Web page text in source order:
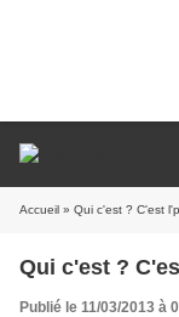
Accueil » Qui c'est ? C'est
Qui c'est ?
Publié le 11/03/2013 à